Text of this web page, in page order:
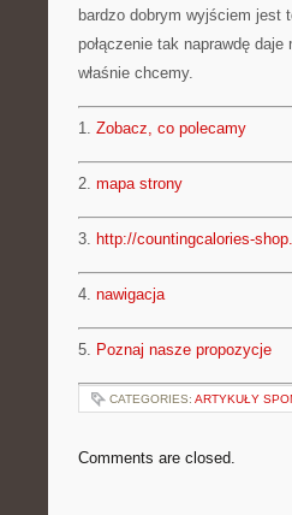
bardzo dobrym wyjściem jest
połączenie tak naprawdę
właśnie chcemy.
1. Zobacz, co polecamy
2. mapa strony
3. http://countingcalories-
4. nawigacja
5. Poznaj nasze propozycje
CATEGORIES: ARTYKUŁY
Comments are closed.